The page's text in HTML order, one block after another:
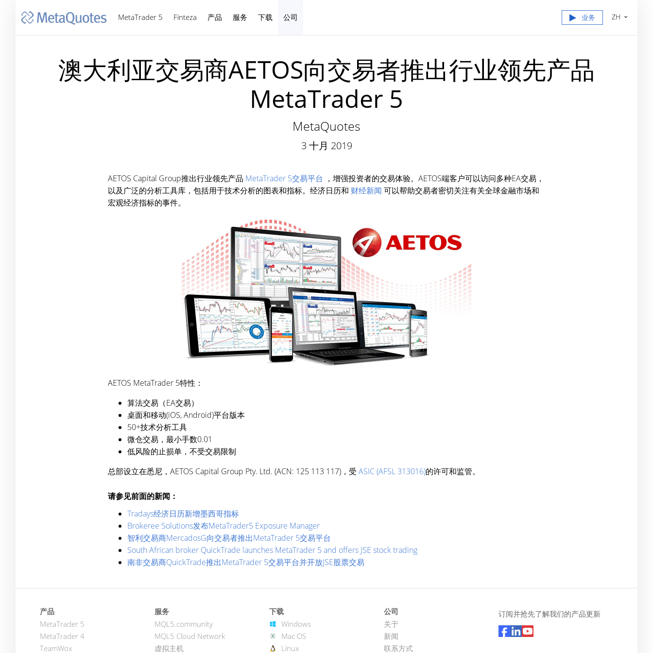
MetaTrader 5 Finteza 产品 服务 下载 公司 业务 ZH
澳大利亚交易商AETOS向交易者推出行业领先产品
MetaTrader 5
MetaQuotes
3 十月 2019
AETOS Capital Group推出行业领先产品 MetaTrader 5交易平台 ，增强投资者的交易体验。AETOS端客户可以访问多种EA交易，
以及广泛的分析工具库，包括用于技术分析的图表和指标。经济日历和 财经新闻 可以帮助交易者密切关注有关全球金融市场和
宏观经济指标的事件。
AETOS MetaTrader 5特性：
算法交易（EA交易）
桌面和移动(iOS, Android)平台版本
50+技术分析工具
微仓交易，最小手数0.01
低风险的止损单，不受交易限制
总部设立在悉尼，AETOS Capital Group Pty. Ltd. (ACN: 125 113 117)，受 ASIC (AFSL 313016)的许可和监管。
请参见前面的新闻：
Tradays经济日历新增墨西哥指标
Brokeree Solutions发布MetaTrader5 Exposure Manager
智利交易商MercadosG向交易者推出MetaTrader 5交易平台
South African broker QuickTrade launches MetaTrader 5 and offers JSE stock trading
南非交易商QuickTrade推出MetaTrader 5交易平台并开放JSE股票交易
产品
MetaTrader 5
MetaTrader 4
TeamWox
服务
MQL5.community
MQL5 Cloud Network
虚拟主机
下载
Windows
Mac OS
Linux
公司
关于
新闻
联系方式
订阅并抢先了解我们的产品更新